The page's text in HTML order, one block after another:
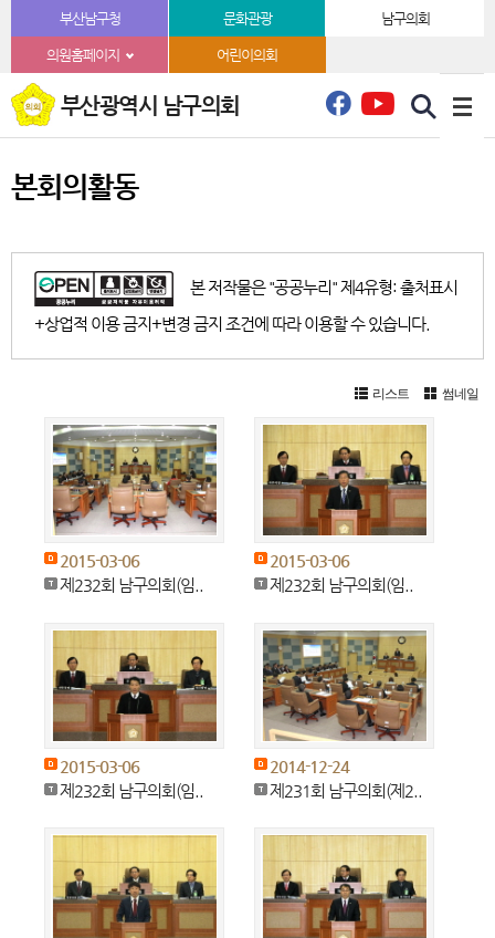
본문바로가기부산남구청 문화관광 남구의회
의원홈페이지 어린이의회
부산광역시 남구의회
본회의활동
본 저작물은 "공공누리" 제4유형: 출처표시
+상업적 이용 금지+변경 금지 조건에 따라 이용할 수 있습니다.
리스트 썸네일
2015-03-06
제232회 남구의회(임..
2015-03-06
제232회 남구의회(임..
2015-03-06
제232회 남구의회(임..
2014-12-24
제231회 남구의회(제2..